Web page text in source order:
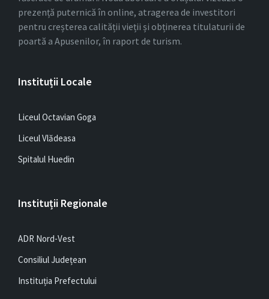
prezență puternică în online, atragerea de investitori
pentru creșterea calității vieții și obținerea titulaturii de
poartă a Apusenilor, în raport de turism.
Instituții Locale
Liceul Octavian Goga
Liceul Vlădeasa
Spitalul Huedin
Instituții Regionale
ADR Nord-Vest
Consiliul Județean
Instituția Prefectului